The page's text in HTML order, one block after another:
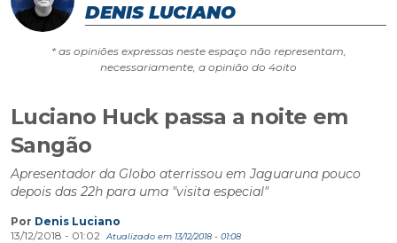
DENIS LUCIANO
* as opiniões expressas neste espaço não representam,
necessariamente, a opinião do 4oito
Luciano Huck passa a noite em
Sangão
Apresentador da Globo aterrissou em Jaguaruna pouco
depois das 22h para uma "visita especial"
Por Denis Luciano
13/12/2018 - 01:02
Atualizado em 13/12/2018 - 01:08